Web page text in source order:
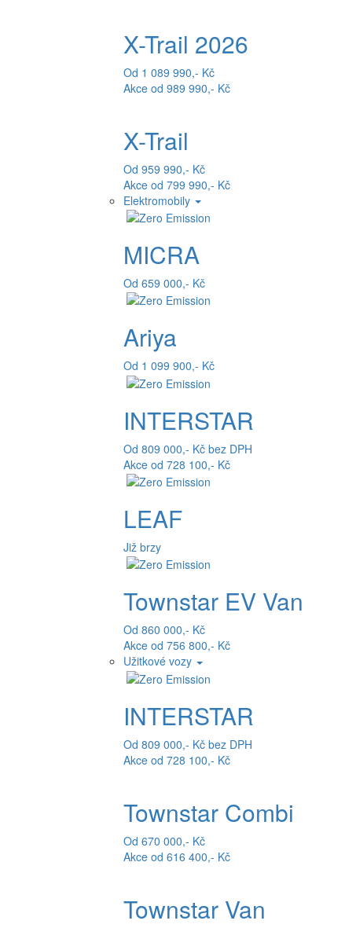
X-Trail 2026
Od 1 089 990,- Kč
Akce od 989 990,- Kč
X-Trail
Od 959 990,- Kč
Akce od 799 990,- Kč
Elektromobily
MICRA
Od 659 000,- Kč
Ariya
Od 1 099 900,- Kč
INTERSTAR
Od 809 000,- Kč bez DPH
Akce od 728 100,- Kč
LEAF
Již brzy
Townstar EV Van
Od 860 000,- Kč
Akce od 756 800,- Kč
Užitkové vozy
INTERSTAR
Od 809 000,- Kč bez DPH
Akce od 728 100,- Kč
Townstar Combi
Od 670 000,- Kč
Akce od 616 400,- Kč
Townstar Van